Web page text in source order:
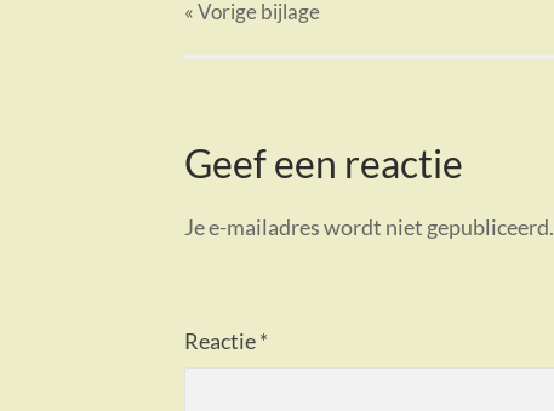
« Vorigebijlage
Geef een reactie
Je e-mailadres wordt niet gepubliceerd.
Reactie*